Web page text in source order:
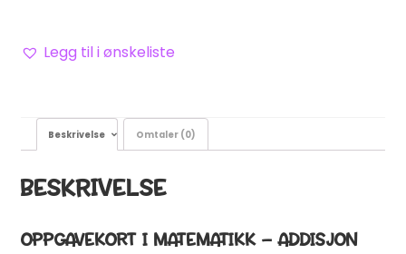
Legg til i ønskeliste
Beskrivelse Omtaler (0)
BESKRIVELSE
OPPGAVEKORT I MATEMATIKK – ADDISJON